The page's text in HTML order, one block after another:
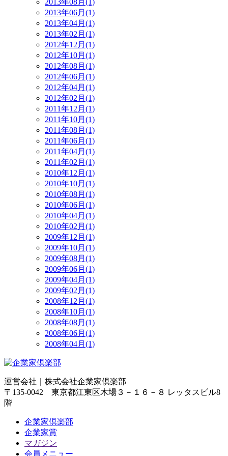
2013年08月(1)
2013年06月(1)
2013年04月(1)
2013年02月(1)
2012年12月(1)
2012年10月(1)
2012年08月(1)
2012年06月(1)
2012年04月(1)
2012年02月(1)
2011年12月(1)
2011年10月(1)
2011年08月(1)
2011年06月(1)
2011年04月(1)
2011年02月(1)
2010年12月(1)
2010年10月(1)
2010年08月(1)
2010年06月(1)
2010年04月(1)
2010年02月(1)
2009年12月(1)
2009年10月(1)
2009年08月(1)
2009年06月(1)
2009年04月(1)
2009年02月(1)
2008年12月(1)
2008年10月(1)
2008年08月(1)
2008年06月(1)
2008年04月(1)
運営会社｜ 株式会社企業家倶楽部
〒135-0042 東京都江東区木場３－１６－８ レッタスビル8
階
企業家倶楽部
企業家賞
マガジン
会員メニュー